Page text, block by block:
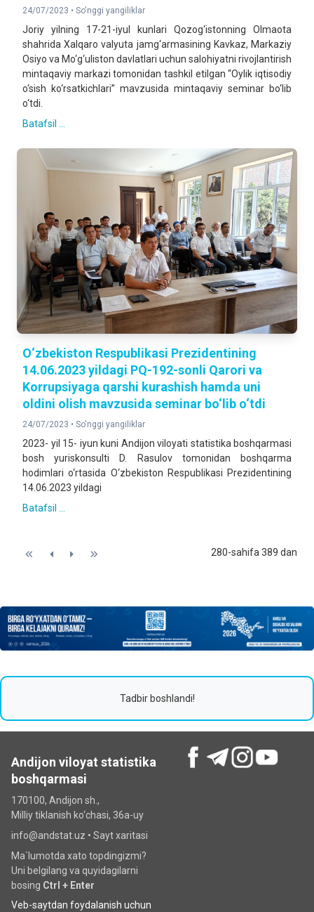
24/07/2023 • So'nggi yangiliklar
Joriy yilning 17-21-iyul kunlari Qozog‘istonning Olmaota
shahrida Xalqaro valyuta jamg‘armasining Kavkaz, Markaziy
Osiyo va Mo‘g‘uliston davlatlari uchun salohiyatni rivojlantirish
mintaqaviy markazi tomonidan tashkil etilgan “Oylik iqtisodiy
o‘sish ko‘rsatkichlari” mavzusida mintaqaviy seminar bo‘lib
o‘tdi.
Batafsil ...
O‘zbekiston Respublikasi Prezidentining
14.06.2023 yildagi PQ-192-sonli Qarori va
Korrupsiyaga qarshi kurashish hamda uni
oldini olish mavzusida seminar bo‘lib o‘tdi
24/07/2023 • So'nggi yangiliklar
2023- yil 15- iyun kuni Andijon viloyati statistika boshqarmasi
bosh yuriskonsulti D. Rasulov tomonidan boshqarma
hodimlari o‘rtasida O‘zbekiston Respublikasi Prezidentining
14.06.2023 yildagi
Batafsil ...
280-sahifa 389 dan
Tadbir boshlandi!
Andijon viloyat statistika
boshqarmasi
170100, Andijon sh.,
Milliy tiklanish ko‘chаsi, 36a-uy
info@andstat.uz • Sayt xaritasi
Ma`lumotda xato topdingizmi?
Uni belgilang va quyidagilarni
bosing Ctrl + Enter
Veb-saytdan foydalanish uchun